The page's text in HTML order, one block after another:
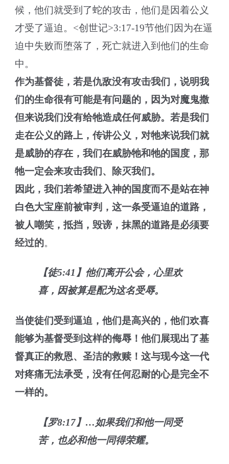
候，他们就受到了蛇的攻击，他们是因着公义
才受了逼迫。<创世记>3:17-19节他们因为在逼
迫中失败而堕落了，死亡就进入到他们的生命
中。
作为基督徒，若是仇敌没有攻击我们，说明我
们的生命很有可能是有问题的，因为对魔鬼撒
但来说我们没有给牠造成任何威胁。若是我们
走在公义的路上，传讲公义，对牠来说我们就
是威胁的存在，我们在威胁牠和牠的国度，那
牠一定会来攻击我们、除灭我们。
因此，我们若希望进入神的国度而不是站在神
白色大宝座前被审判，这一条受逼迫的道路，
被人嘲笑，抵挡，毁谤，抹黑的道路是必须要
经过的。
【徒5:41】他们离开公会，心里欢
喜，因被算是配为这名受辱。
当使徒们受到逼迫，他们是高兴的，他们欢喜
能够为基督受到这样的侮辱！他们展现出了基
督真正的救恩、圣洁的救赎！这与现今这一代
对疼痛无法承受，没有任何忍耐的心是完全不
一样的。
【罗8:17】…如果我们和他一同受
苦，也必和他一同得荣耀。